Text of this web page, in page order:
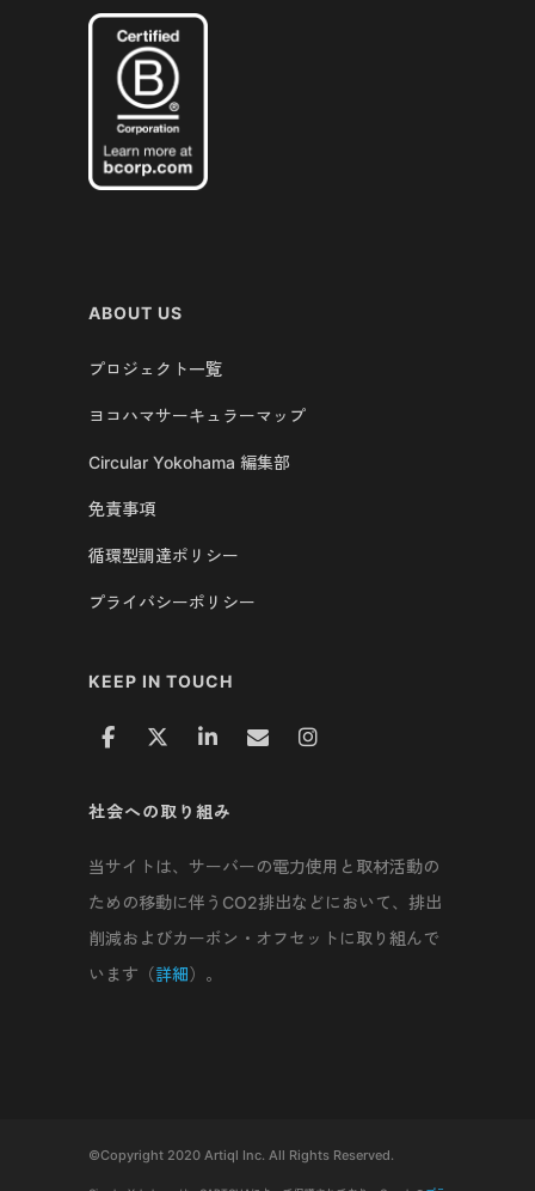
ABOUT US
プロジェクト一覧
ヨコハマサーキュラーマップ
Circular Yokohama 編集部
免責事項
循環型調達ポリシー
プライバシーポリシー
KEEP IN TOUCH
社会への取り組み
当サイトは、サーバーの電力使用と取材活動の
ための移動に伴うCO2排出などにおいて、排出
削減およびカーボン・オフセットに取り組んで
います（詳細）。
©Copyright 2020 Artiql Inc. All Rights Reserved.